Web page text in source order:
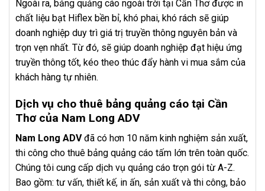
Ngoài ra, bảng quảng cáo ngoài trời tại Cần Thơ được in
chất liệu bạt Hiflex bền bỉ, khó phai, khó rách sẽ giúp
doanh nghiệp duy trì giá trị truyền thông nguyên bản và
trọn vẹn nhất. Từ đó, sẽ giúp doanh nghiệp đạt hiệu ứng
truyền thông tốt, kéo theo thúc đẩy hành vi mua sắm của
khách hàng tự nhiên.
Dịch vụ cho thuê bảng quảng cáo tại Cần
Thơ của Nam Long ADV
Nam Long ADVđã có hơn 10 năm kinh nghiệm sản xuất,
thi công cho thuê bảng quảng cáo tấm lớn trên toàn quốc.
Chúng tôi cung cấp dịch vụ quảng cáo trọn gói từ A-Z.
Bao gồm: tư vấn, thiết kế, in ấn, sản xuất và thi công, bảo